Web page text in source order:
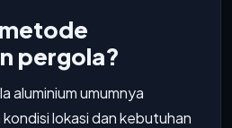
pergola?
aluminium umumnya
lokasi dan kebutuhan